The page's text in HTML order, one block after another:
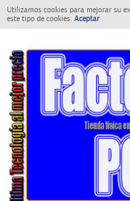
Utilizamos cookies para mejorar su
este tipo de cookies. Aceptar